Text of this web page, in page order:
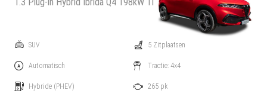
SUV
Automatisch
Hybride (PHEV)
5 Zitplaatsen
Tractie: 4x4
265 pk